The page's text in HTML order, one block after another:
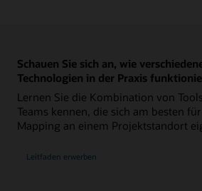
Schauen Sie sich an, wie
Technologien in der Praxis
Lernen Sie die Kombination von
Teams kennen, die sich am besten für
Mapping an einem Projektstandort
Leitfaden erwerben